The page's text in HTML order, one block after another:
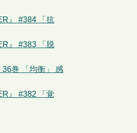
』 #384 「抗
』 #383 「脱
巻 「均衡」 感
』 #382 「覚